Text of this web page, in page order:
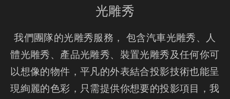
光雕秀
我們團隊的光雕秀服務， 包含汽車光雕秀、人
體光雕秀、產品光雕秀、裝置光雕秀及任何你可
以想像的物件，平凡的外表結合投影技術也能呈
現絢麗的色彩，只需提供你想要的投影項目，我